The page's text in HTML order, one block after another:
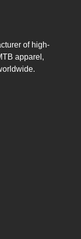
of high-
apparel,